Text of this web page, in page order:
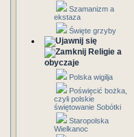
Szamanizm a
ekstaza
Święte grzyby
Religie a
obyczaje
Polska wigilja
Poświęcić bożka,
czyli polskie
świętowanie Sobótki
Staropolska
Wielkanoc